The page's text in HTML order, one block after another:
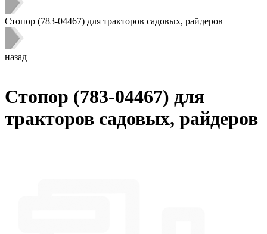
Стопор (783-04467) для тракторов садовых, райдеров
назад
Стопор (783-04467) для
тракторов садовых, райдеров